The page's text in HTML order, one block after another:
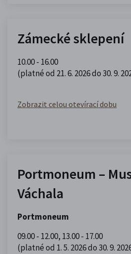
Zámecké sklepení
10.00 - 16.00
(platné od 21. 6. 2026 do 30. 9.
Zobrazit celou otevírací dobu
Portmoneum –
Váchala
Portmoneum
09.00 - 12.00, 13.00 - 17.00
(platné od 1. 5. 2026 do 30. 9.